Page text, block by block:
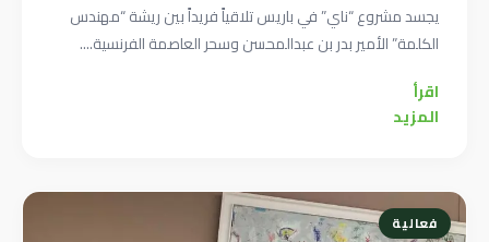
يجسد مشروع “ناي” في باريس تلاقياً فريداً بين ريشة “مهندس
الكلمة” الأمير بدر بن عبدالمحسن وسحر العاصمة الفرنسية....
اقرأ
المزيد
فعالية